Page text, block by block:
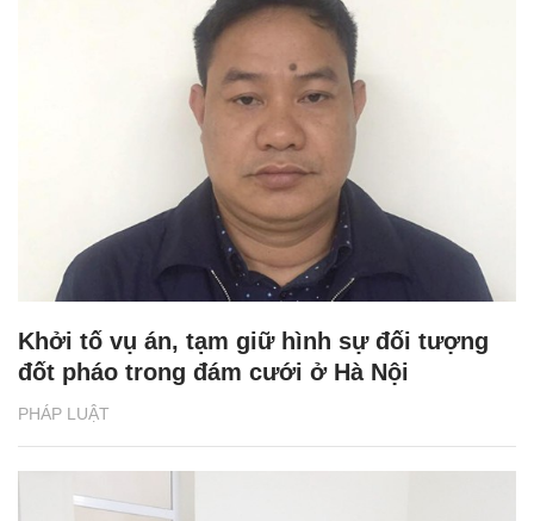
PHÁP LUẬT
Khởi tố vụ án, tạm giữ hình sự đối tượng
đốt pháo trong đám cưới ở Hà Nội